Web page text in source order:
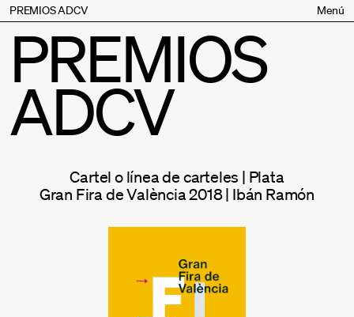
PREMIOS ADCV
Bases
Jurado
Inscripción
Palmarés
Premios especiales
Supporters
Contacto
Menú
PREMIOS
ADCV
Cartel o línea de carteles | Plata
Gran Fira de València 2018 | Ibán Ramón